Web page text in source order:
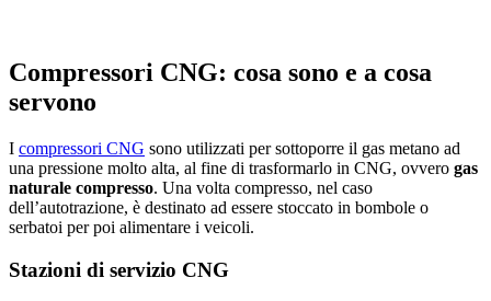
Compressori CNG: cosa sono e a cosa
servono
I compressori CNG sono utilizzati per sottoporre il gas metano ad
una pressione molto alta, al fine di trasformarlo in CNG, ovvero gas
naturale compresso. Una volta compresso, nel caso
dell’autotrazione, è destinato ad essere stoccato in bombole o
serbatoi per poi alimentare i veicoli.
Stazioni di servizio CNG